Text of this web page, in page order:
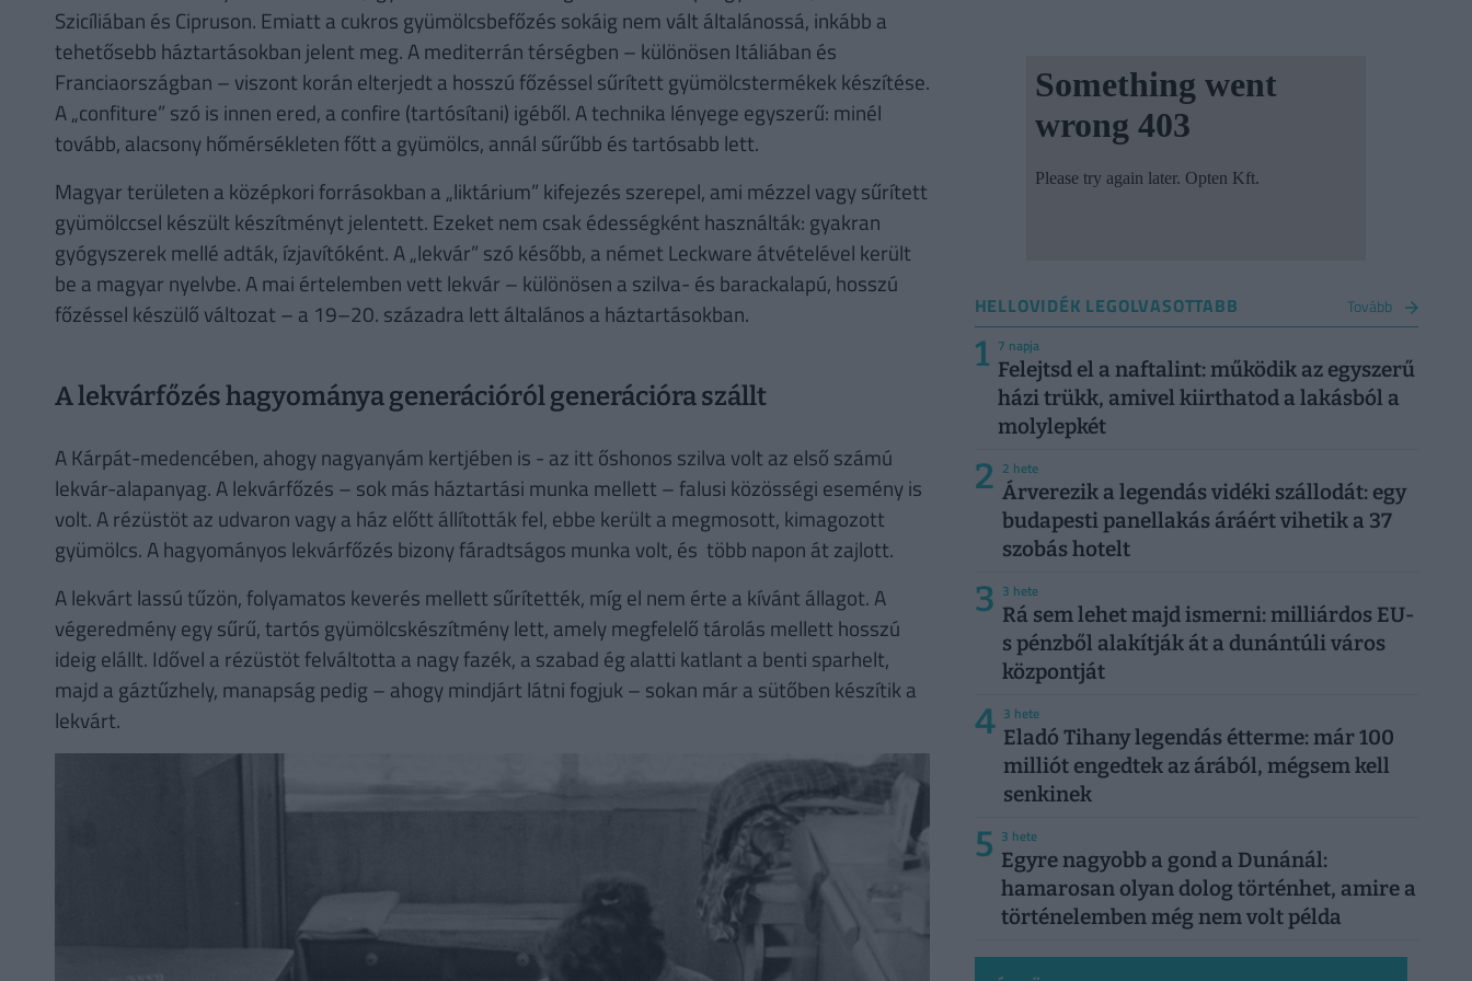
Szicíliában és Cipruson. Emiatt a cukros gyümölcsbefőzés sokáig nem vált általánossá, inkább a
tehetősebb háztartásokban jelent meg. A mediterrán térségben – különösen Itáliában és
Franciaországban – viszont korán elterjedt a hosszú főzéssel sűrített gyümölcstermékek készítése.
A „confiture” szó is innen ered, a confire (tartósítani) igéből. A technika lényege egyszerű: minél
tovább, alacsony hőmérsékleten főtt a gyümölcs, annál sűrűbb és tartósabb lett.
Magyar területen a középkori forrásokban a „liktárium” kifejezés szerepel, ami mézzel vagy sűrített
gyümölccsel készült készítményt jelentett. Ezeket nem csak édességként használták: gyakran
gyógyszerek mellé adták, ízjavítóként. A „lekvár” szó később, a német Leckware átvételével került
be a magyar nyelvbe. A mai értelemben vett lekvár – különösen a szilva- és barackalapú, hosszú
főzéssel készülő változat – a 19–20. századra lett általános a háztartásokban.
A lekvárfőzés hagyománya generációról generációra szállt
A Kárpát-medencében, ahogy nagyanyám kertjében is - az itt őshonos szilva volt az első számú
lekvár-alapanyag. A lekvárfőzés – sok más háztartási munka mellett – falusi közösségi esemény is
volt. A rézüstöt az udvaron vagy a ház előtt állították fel, ebbe került a megmosott, kimagozott
gyümölcs. A hagyományos lekvárfőzés bizony fáradtságos munka volt, és több napon át zajlott.
A lekvárt lassú tűzön, folyamatos keverés mellett sűrítették, míg el nem érte a kívánt állagot. A
végeredmény egy sűrű, tartós gyümölcskészítmény lett, amely megfelelő tárolás mellett hosszú
ideig elállt. Idővel a rézüstöt felváltotta a nagy fazék, a szabad ég alatti katlant a benti sparhelt,
majd a gáztűzhely, manapság pedig – ahogy mindjárt látni fogjuk – sokan már a sütőben készítik a
lekvárt.
HELLOVIDÉK LEGOLVASOTTABB Tovább
1 7 napja
Felejtsd el a naftalint: működik az egyszerű
házi trükk, amivel kiirthatod a lakásból a
molylepkét
2 2 hete
Árverezik a legendás vidéki szállodát: egy
budapesti panellakás áráért vihetik a 37
szobás hotelt
3 3 hete
Rá sem lehet majd ismerni: milliárdos EU-
s pénzből alakítják át a dunántúli város
központját
4 3 hete
Eladó Tihany legendás étterme: már 100
milliót engedtek az árából, mégsem kell
senkinek
5 3 hete
Egyre nagyobb a gond a Dunánál:
hamarosan olyan dolog történhet, amire a
történelemben még nem volt példa